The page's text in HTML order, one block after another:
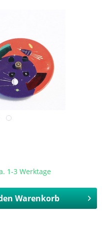
1-3 Werktage
Warenkorb